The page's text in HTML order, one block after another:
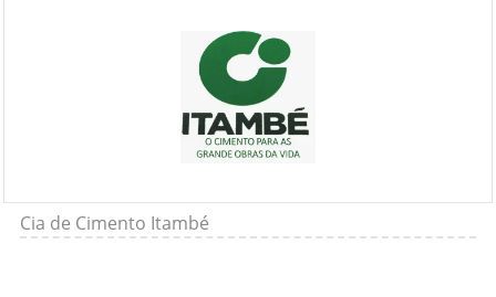
Cia de Cimento Itambé